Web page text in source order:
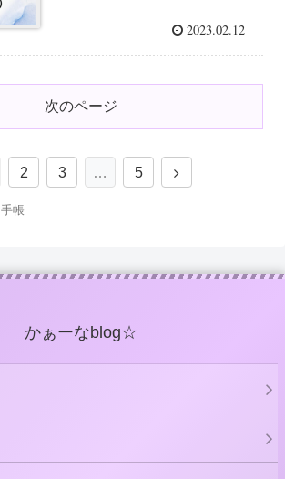
2023.02.12
次のページ
2 3 … 5
手帳
かぁーなblog☆